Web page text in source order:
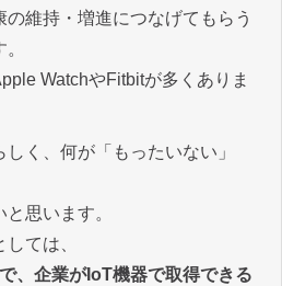
維持・増進につなげてもらう
WatchやFitbitが多くありま
く、何が「もったいない」
思います。
ては、
、企業がIoT機器で取得できる